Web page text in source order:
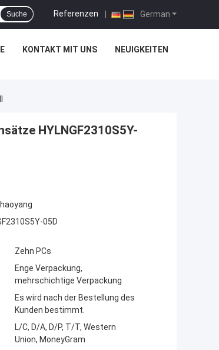
German
Referenzen |
Suche
KONTAKT MIT UNS NEUIGKEITEN
HYLNGF2310S5Y-
05D
Zehn PCs
Enge Verpackung,
mehrschichtige Verpackung
Es wird nach der Bestellung des
Kunden bestimmt.
L/C, D/A, D/P, T/T, Western
Union, MoneyGram